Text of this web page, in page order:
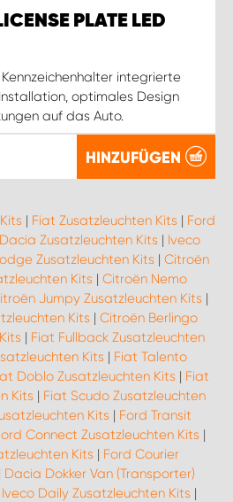
PLATE LED
integrierte
optimales Design
auf das Auto.
HINZUFÜGEN
| Fiat Zusatzleuchten Kits | Ford
Dacia Zusatzleuchten Kits | Iveco
Zusatzleuchten Kits | Citroën
Kits | Citroën Nemo
Jumpy Zusatzleuchten Kits |
Kits | Citroën Berlingo
| Fiat Fullback Zusatzleuchten
Kits | Fiat Talento
Doblo Zusatzleuchten Kits | Fiat
Kits | Fiat Scudo Zusatzleuchten
Kits | Ford Transit
Connect Zusatzleuchten Kits |
Kits | Ford Courier
Dacia Dokker Van (Transporter)
Iveco Daily Zusatzleuchten Kits |